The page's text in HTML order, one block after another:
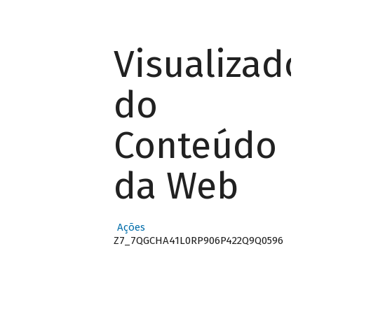
Visualizador
do
Conteúdo
da Web
Ações
Z7_7QGCHA41L0RP906P422Q9Q0596